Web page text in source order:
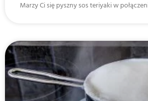
Marzy Ci się pyszny sos teriyaki w